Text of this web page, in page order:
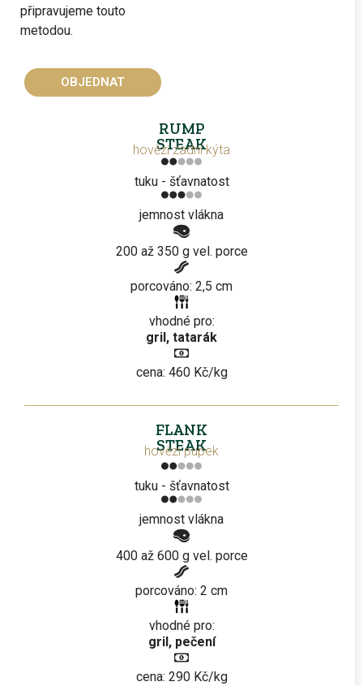
připravujeme touto
metodou.
OBJEDNAT
RUMP
STEAK
hovězí zadní kýta
tuku - šťavnatost
jemnost vlákna
200 až 350 g vel. porce
porcováno: 2,5 cm
vhodné pro:
gril, tatarák
cena: 460 Kč/kg
FLANK
STEAK
hovězí pupek
tuku - šťavnatost
jemnost vlákna
400 až 600 g vel. porce
porcováno: 2 cm
vhodné pro:
gril, pečení
cena: 290 Kč/kg